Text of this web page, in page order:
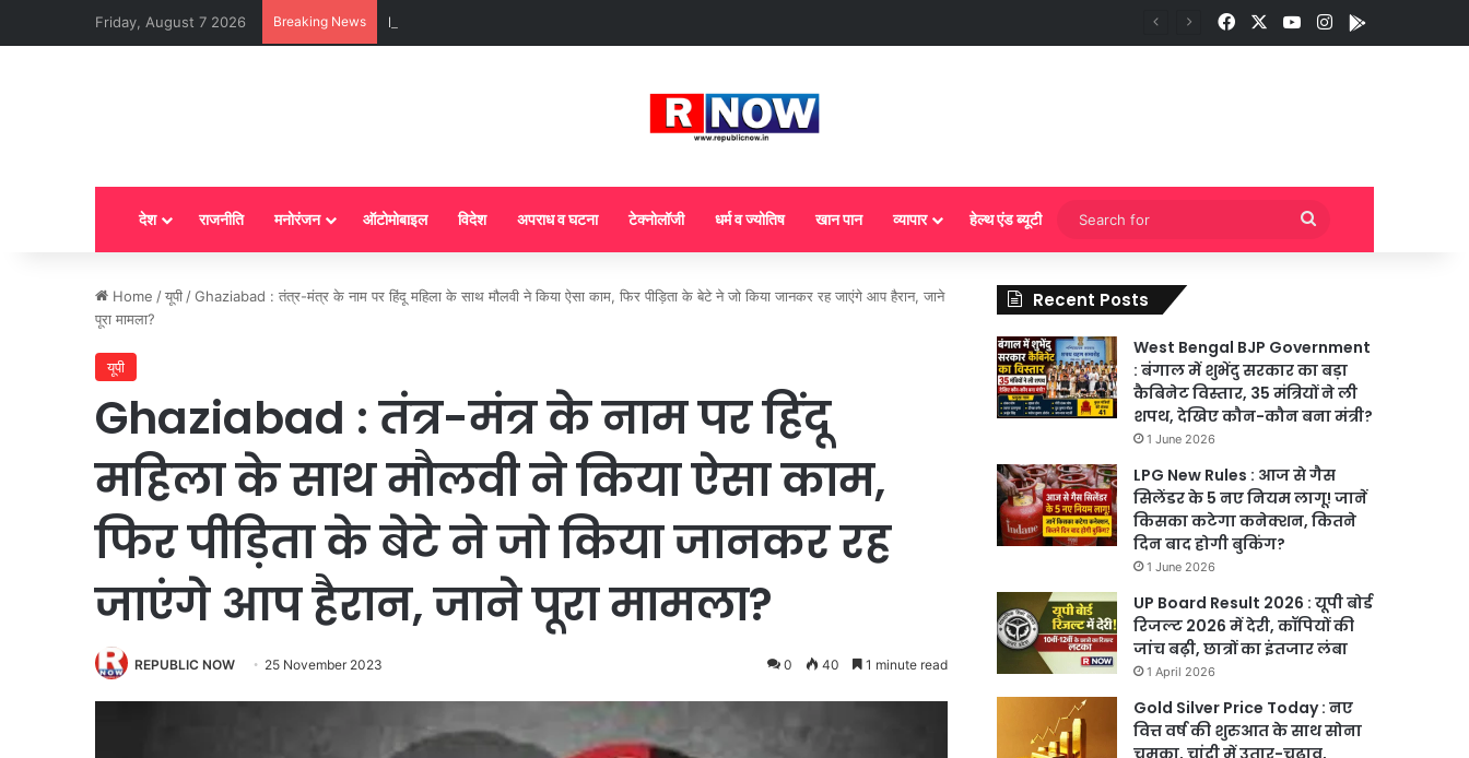
Friday, August 7 2026 Breaking News LPG New Rules : आज से गैस सिलेंडर के 5 नए नियम लागू! जानें किसका कटेगा कनेक्शन, कितने दिन बाद होगी बुकिंग? FacebookYouTubeInstagram
देश राजनीति मनोरंजन ऑटोमोबाइल विदेश अपराध व घटना टेक्नोलॉजी धर्म व ज्योतिष खान पान व्यापार हेल्थ एंड ब्यूटी
Search
for
Home /यूपी /Ghaziabad : तंत्र-मंत्र के नाम पर हिंदू महिला के साथ मौलवी ने किया ऐसा काम, फिर पीड़िता के बेटे ने जो किया जानकर रह जाएंगे आप हैरान, जाने
पूरा मामला?
यूपी
Ghaziabad : तंत्र-मंत्र के नाम पर हिंदू
महिला के साथ मौलवी ने किया ऐसा काम,
फिर पीड़िता के बेटे ने जो किया जानकर रह
जाएंगे आप हैरान, जाने पूरा मामला?
REPUBLIC NOW 25 November 2023 0 40 1 minute read
Recent Posts
West Bengal BJP Government
: बंगाल में शुभेंदु सरकार का बड़ा
कैबिनेट विस्तार, 35 मंत्रियों ने ली
शपथ, देखिए कौन-कौन बना मंत्री?
1 June 2026
LPG New Rules : आज से गैस
सिलेंडर के 5 नए नियम लागू! जानें
किसका कटेगा कनेक्शन, कितने
दिन बाद होगी बुकिंग?
1 June 2026
UP Board Result 2026 : यूपी बोर्ड
रिजल्ट 2026 में देरी, कॉपियों की
जांच बढ़ी, छात्रों का इंतजार लंबा
1 April 2026
Gold Silver Price Today : नए
वित्त वर्ष की शुरुआत के साथ सोना
चमका, चांदी में उतार-चढ़ाव,